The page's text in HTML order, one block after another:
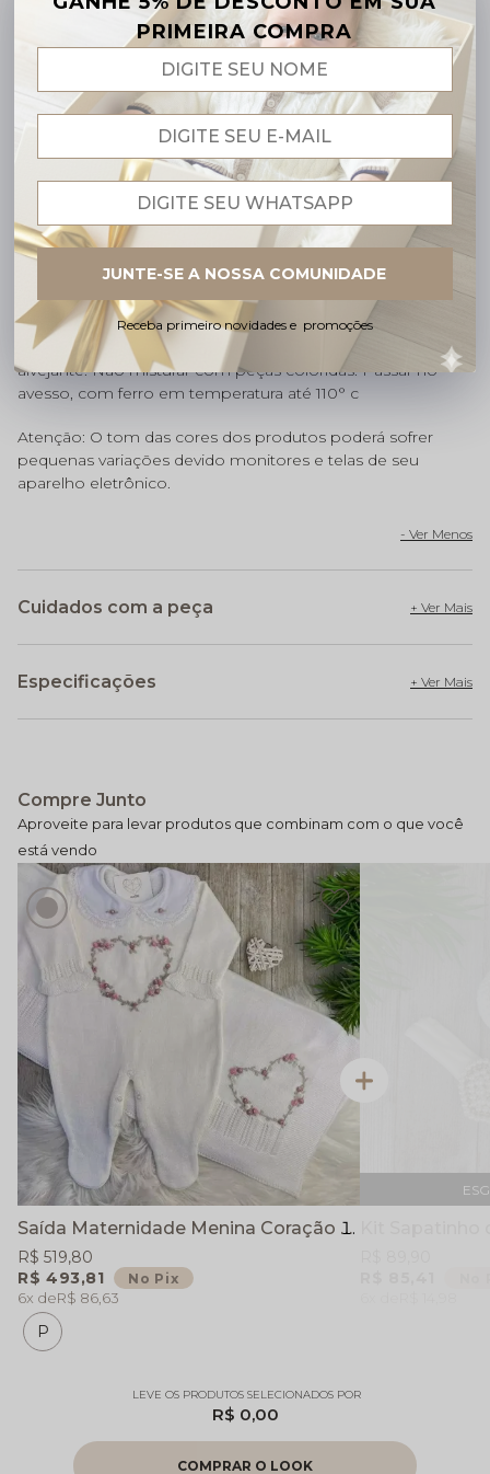
Benefícios do Tricô Amore:
·Segurança:Linha antialérgica 50% algodão (Não é Lã).
Auxilia a regular a temperatura do corpinho nos
primeiros dias de vida.
Conforto:Possui toque macio e suave.
Permite a pele do bebê transpirar e respirar.
Versatilidade:ideal para usar na maternidade, visitas e
passeios especiais.
Fácil de vestir:fechamento prático e tecido maleável,
que oferece liberdade e aconchego ao bebê.
mesmo após várias lavagens
Dica cheia de Amore: Lavar a Saída Maternidade à mão,
não deixar de molho, usar sabão neutro e não usar
alvejante. Não misturar com peças coloridas. Passar no
avesso, com ferro em temperatura até 110° c
Atenção: O tom das cores dos produtos poderá sofrer
pequenas variações devido monitores e telas de seu
aparelho eletrônico.
Cuidados com a peça
Especificações
Compre Junto
Saída Maternidade Menina Coração Rococó - Branco - Manta e Macacão
R$ 493,81 No Pix
R$ 519,80
6x R$ 86,63
P
R$ 0,00
PRIMEIRA COMPRA
Receba primeiro novidades e promoções
JUNTE-SE A NOSSA COMUNIDADE